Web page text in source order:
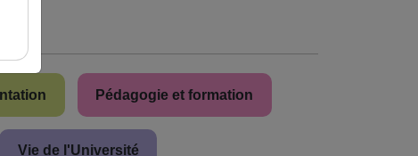
Pédagogie et formation
Vie de l'Université